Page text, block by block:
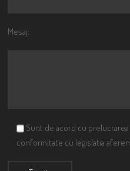
Mesaj:
Sunt de acord cu
conformitate cu legislatia